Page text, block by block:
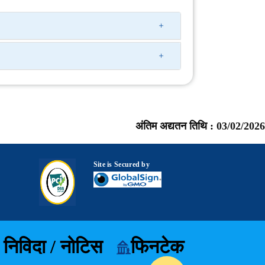
अंतिम अद्यतन तिथि : 03/02/2026
Site is Secured by
निविदा / नोटिस फिनटेक